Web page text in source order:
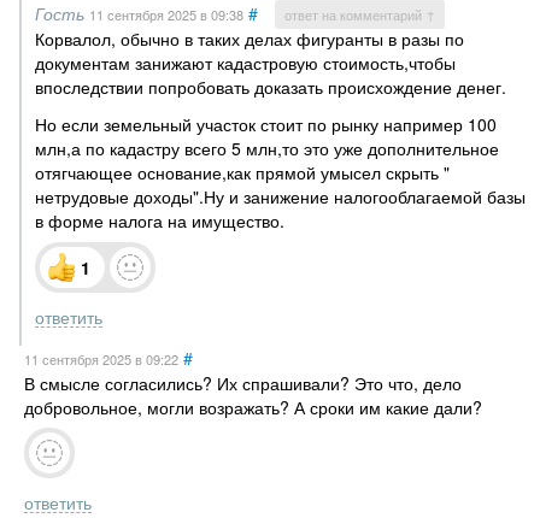
Гость 11 сентября 2025в 09:38 # ответ на комментарий ↑
Корвалол, обычно в таких делах фигуранты в разы по
документам занижают кадастровую стоимость,чтобы
впоследствии попробовать доказать происхождение денег.
Но если земельный участок стоит по рынку например 100
млн,а по кадастру всего 5 млн,то это уже дополнительное
отягчающее основание,как прямой умысел скрыть "
нетрудовые доходы".Ну и занижение налогооблагаемой базы
в форме налога на имущество.
1
ответить
11 сентября 2025в 09:22 #
В смысле согласились? Их спрашивали? Это что, дело
добровольное, могли возражать? А сроки им какие дали?
ответить